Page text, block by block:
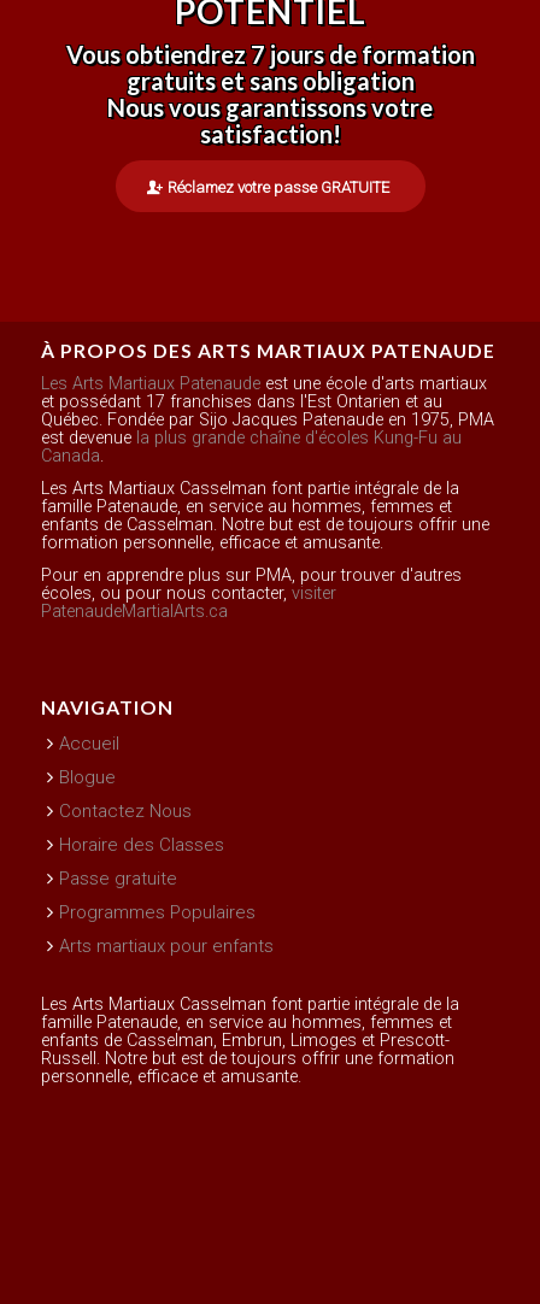
POTENTIEL
Vous obtiendrez 7 jours de formation
gratuits et sans obligation
Nous vous garantissons votre
satisfaction!
Réclamez votre passe GRATUITE
À PROPOS DES ARTS MARTIAUX PATENAUDE
Les Arts Martiaux Patenaudeest une école d'arts martiaux
et possédant 17 franchises dans l'Est Ontarien et au
Québec. Fondée par Sijo Jacques Patenaude en 1975, PMA
est devenue la plus grande chaîne d'écoles Kung-Fu au
Canada.
Les Arts Martiaux Casselman font partie intégrale de la
famille Patenaude, en service au hommes, femmes et
enfants de Casselman. Notre but est de toujours offrir une
formation personnelle, efficace et amusante.
Pour en apprendre plus sur PMA, pour trouver d'autres
écoles, ou pour nous contacter, visiter
PatenaudeMartialArts.ca
NAVIGATION
Accueil
Blogue
Contactez Nous
Horaire des Classes
Passe gratuite
Programmes Populaires
Arts martiaux pour enfants
Les Arts Martiaux Casselman font partie intégrale de la
famille Patenaude, en service au hommes, femmes et
enfants de Casselman, Embrun, Limoges et Prescott-
Russell. Notre but est de toujours offrir une formation
personnelle, efficace et amusante.